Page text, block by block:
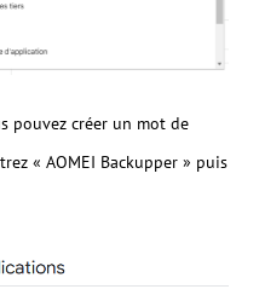
pouvez créer un mot de
« AOMEI Backupper » puis